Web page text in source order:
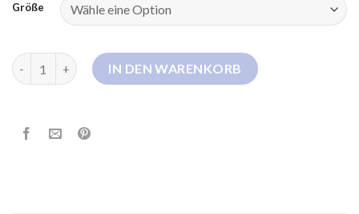
Größe
leichte winterjacke MengeIN DEN WARENKORB